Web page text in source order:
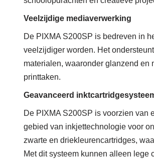
Veelzijdige mediaverwerking
De PIXMA S200SP is bedreven in
veelzijdiger worden. Het
materialen, waaronder glanzend en
printtaken.
Geavanceerd
De PIXMA S200SP is voorzien van
gebied van inkjettechnologie voor
zwarte en driekleurencartridges,
Met dit systeem kunnen alleen lege